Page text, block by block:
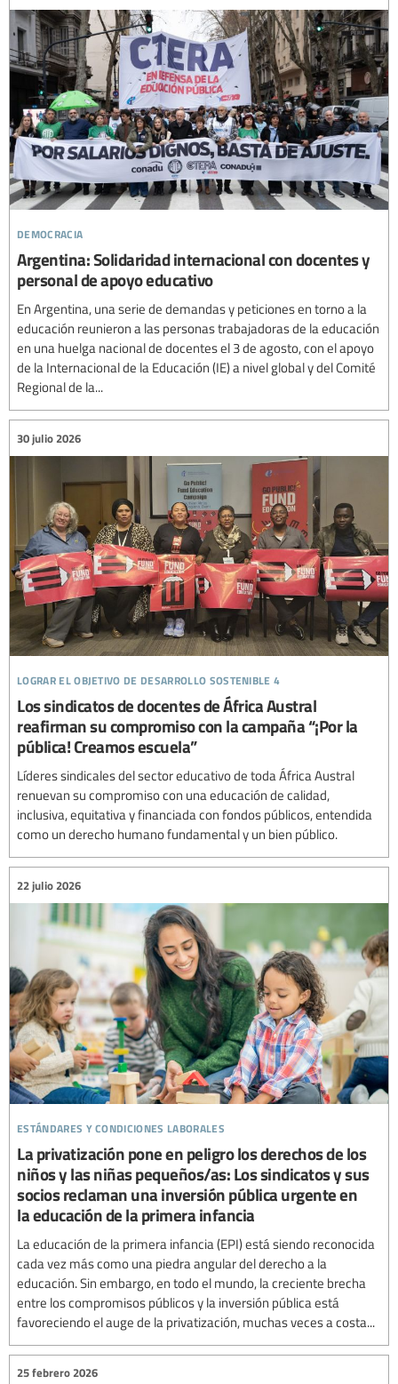
democracia
Argentina: Solidaridad internacional con docentes y
personal de apoyo educativo
En Argentina, una serie de demandas y peticiones en torno a la
educación reunieron a las personas trabajadoras de la educación
en una huelga nacional de docentes el 3 de agosto, con el apoyo
de la Internacional de la Educación (IE) a nivel global y del Comité
Regional de la...
lograr el objetivo de desarrollo sostenible 4
30 julio 2026
Los sindicatos de docentes de África Austral
reafirman su compromiso con la campaña “¡Por la
pública! Creamos escuela”
Líderes sindicales del sector educativo de toda África Austral
renuevan su compromiso con una educación de calidad,
inclusiva, equitativa y financiada con fondos públicos, entendida
como un derecho humano fundamental y un bien público.
estándares y condiciones laborales
22 julio 2026
La privatización pone en peligro los derechos de los
niños y las niñas pequeños/as: Los sindicatos y sus
socios reclaman una inversión pública urgente en
la educación de la primera infancia
La educación de la primera infancia (EPI) está siendo reconocida
cada vez más como una piedra angular del derecho a la
educación. Sin embargo, en todo el mundo, la creciente brecha
entre los compromisos públicos y la inversión pública está
favoreciendo el auge de la privatización, muchas veces a costa...
25 febrero 2026